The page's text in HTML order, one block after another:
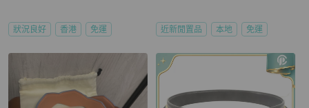
狀況良好 香港 免運 近新閒置品 本地 免運